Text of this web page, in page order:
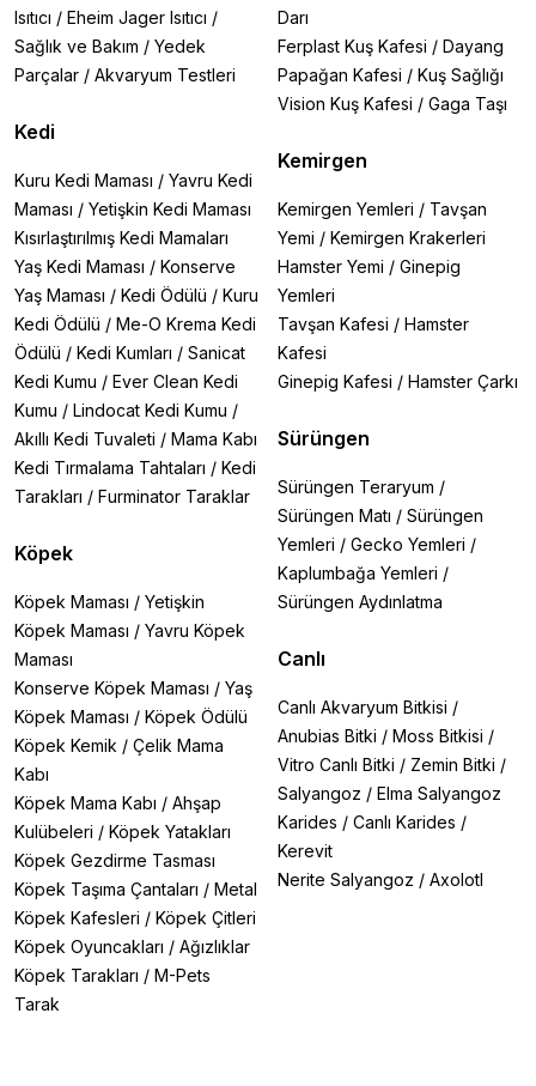
Isıtıcı / Eheim Jager Isıtıcı /
Sağlık ve Bakım / Yedek
Parçalar / Akvaryum Testleri
Kedi
Kuru Kedi Maması / Yavru Kedi
Maması / Yetişkin Kedi Maması
Kısırlaştırılmış Kedi Mamaları
Yaş Kedi Maması / Konserve
Yaş Maması / Kedi Ödülü / Kuru
Kedi Ödülü / Me-O Krema Kedi
Ödülü / Kedi Kumları / Sanicat
Kedi Kumu / Ever Clean Kedi
Kumu / Lindocat Kedi Kumu /
Akıllı Kedi Tuvaleti / Mama Kabı
Kedi Tırmalama Tahtaları / Kedi
Tarakları / Furminator Taraklar
Köpek
Köpek Maması / Yetişkin
Köpek Maması / Yavru Köpek
Maması
Konserve Köpek Maması / Yaş
Köpek Maması / Köpek Ödülü
Köpek Kemik / Çelik Mama
Kabı
Köpek Mama Kabı / Ahşap
Kulübeleri / Köpek Yatakları
Köpek Gezdirme Tasması
Köpek Taşıma Çantaları / Metal
Köpek Kafesleri / Köpek Çitleri
Köpek Oyuncakları / Ağızlıklar
Köpek Tarakları / M-Pets
Tarak
Darı
Ferplast Kuş Kafesi / Dayang
Papağan Kafesi / Kuş Sağlığı
Vision Kuş Kafesi / Gaga Taşı
Kemirgen
Kemirgen Yemleri / Tavşan
Yemi / Kemirgen Krakerleri
Hamster Yemi / Ginepig
Yemleri
Tavşan Kafesi / Hamster
Kafesi
Ginepig Kafesi / Hamster Çarkı
Sürüngen
Sürüngen Teraryum /
Sürüngen Matı / Sürüngen
Yemleri / Gecko Yemleri /
Kaplumbağa Yemleri /
Sürüngen Aydınlatma
Canlı
Canlı Akvaryum Bitkisi /
Anubias Bitki / Moss Bitkisi /
Vitro Canlı Bitki / Zemin Bitki /
Salyangoz / Elma Salyangoz
Karides / Canlı Karides /
Kerevit
Nerite Salyangoz / Axolotl